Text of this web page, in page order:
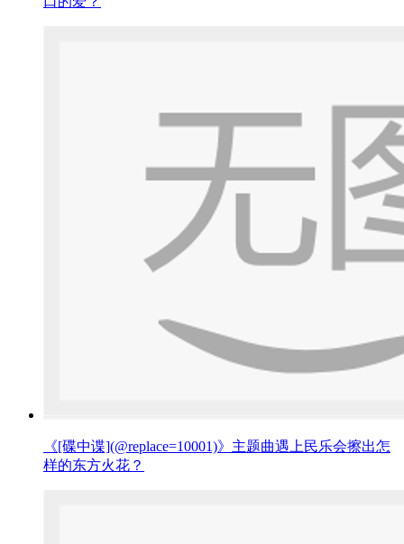
《[碟中谍](@replace=10001)》主题曲遇上民乐会擦出怎
样的东方火花？